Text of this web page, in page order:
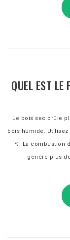
QUEL EST LE
Le bois sec brûle
bois humide. Utilisez
%. La combustion
génère plus